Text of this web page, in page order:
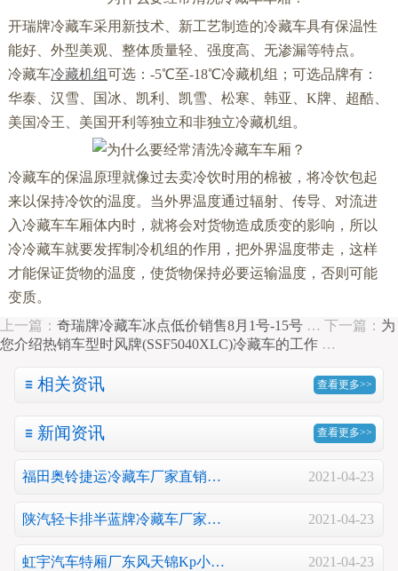
开瑞牌冷藏车采用新技术、新工艺制造的冷藏车具有保温性
能好、外型美观、整体质量轻、强度高、无渗漏等特点。
冷藏车冷藏机组可选：-5℃至-18℃冷藏机组；可选品牌有：
华泰、汉雪、国冰、凯利、凯雪、松寒、韩亚、K牌、超酷、
美国冷王、美国开利等独立和非独立冷藏机组。
冷藏车的保温原理就像过去卖冷饮时用的棉被，将冷饮包起
来以保持冷饮的温度。当外界温度通过辐射、传导、对流进
入冷藏车车厢体内时，就将会对货物造成质变的影响，所以
冷冷藏车就要发挥制冷机组的作用，把外界温度带走，这样
才能保证货物的温度，使货物保持必要运输温度，否则可能
变质。
上一篇： 奇瑞牌冷藏车冰点低价销售8月1号-15号 … 下一篇： 为
您介绍热销车型时风牌(SSF5040XLC)冷藏车的工作 …
相关资讯 查看更多>>
新闻资讯 查看更多>>
福田奥铃捷运冷藏车厂家直销… 2021-04-23
陕汽轻卡排半蓝牌冷藏车厂家… 2021-04-23
虹宇汽车特厢厂东风天锦Kp小… 2021-04-23